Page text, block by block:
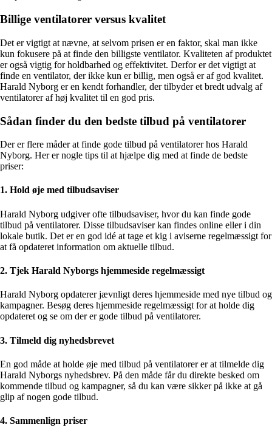
Billige ventilatorer versus kvalitet
Det er vigtigt at nævne, at selvom prisen er en faktor, skal man ikke
kun fokusere på at finde den billigste ventilator. Kvaliteten af produktet
er også vigtig for holdbarhed og effektivitet. Derfor er det vigtigt at
finde en ventilator, der ikke kun er billig, men også er af god kvalitet.
Harald Nyborg er en kendt forhandler, der tilbyder et bredt udvalg af
ventilatorer af høj kvalitet til en god pris.
Sådan finder du den bedste tilbud på ventilatorer
Der er flere måder at finde gode tilbud på ventilatorer hos Harald
Nyborg. Her er nogle tips til at hjælpe dig med at finde de bedste
priser:
1. Hold øje med tilbudsaviser
Harald Nyborg udgiver ofte tilbudsaviser, hvor du kan finde gode
tilbud på ventilatorer. Disse tilbudsaviser kan findes online eller i din
lokale butik. Det er en god idé at tage et kig i aviserne regelmæssigt for
at få opdateret information om aktuelle tilbud.
2. Tjek Harald Nyborgs hjemmeside regelmæssigt
Harald Nyborg opdaterer jævnligt deres hjemmeside med nye tilbud og
kampagner. Besøg deres hjemmeside regelmæssigt for at holde dig
opdateret og se om der er gode tilbud på ventilatorer.
3. Tilmeld dig nyhedsbrevet
En god måde at holde øje med tilbud på ventilatorer er at tilmelde dig
Harald Nyborgs nyhedsbrev. På den måde får du direkte besked om
kommende tilbud og kampagner, så du kan være sikker på ikke at gå
glip af nogen gode tilbud.
4. Sammenlign priser